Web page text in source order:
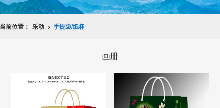
当前位置： 乐动 > 手提袋/纸杯
画册